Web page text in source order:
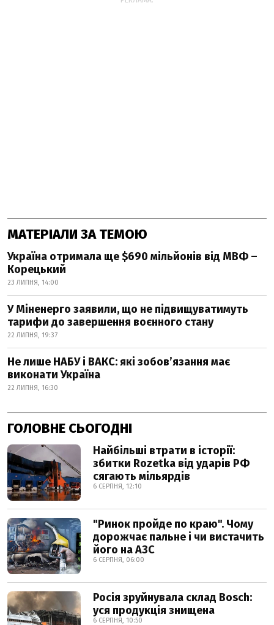
МАТЕРІАЛИ ЗА ТЕМОЮ
Україна отримала ще $690 мільйонів від МВФ –
Корецький
23 ЛИПНЯ, 14:00
У Міненерго заявили, що не підвищуватимуть
тарифи до завершення воєнного стану
22 ЛИПНЯ, 19:37
Не лише НАБУ і ВАКС: які зобов’язання має
виконати Україна
22 ЛИПНЯ, 16:30
ГОЛОВНЕ СЬОГОДНІ
Найбільші втрати в історії:
збитки Rozetka від ударів РФ
сягають мільярдів
6 СЕРПНЯ, 12:10
"Ринок пройде по краю". Чому
дорожчає пальне і чи вистачить
його на АЗС
6 СЕРПНЯ, 06:00
Росія зруйнувала склад Bosch:
уся продукція знищена
6 СЕРПНЯ, 10:50